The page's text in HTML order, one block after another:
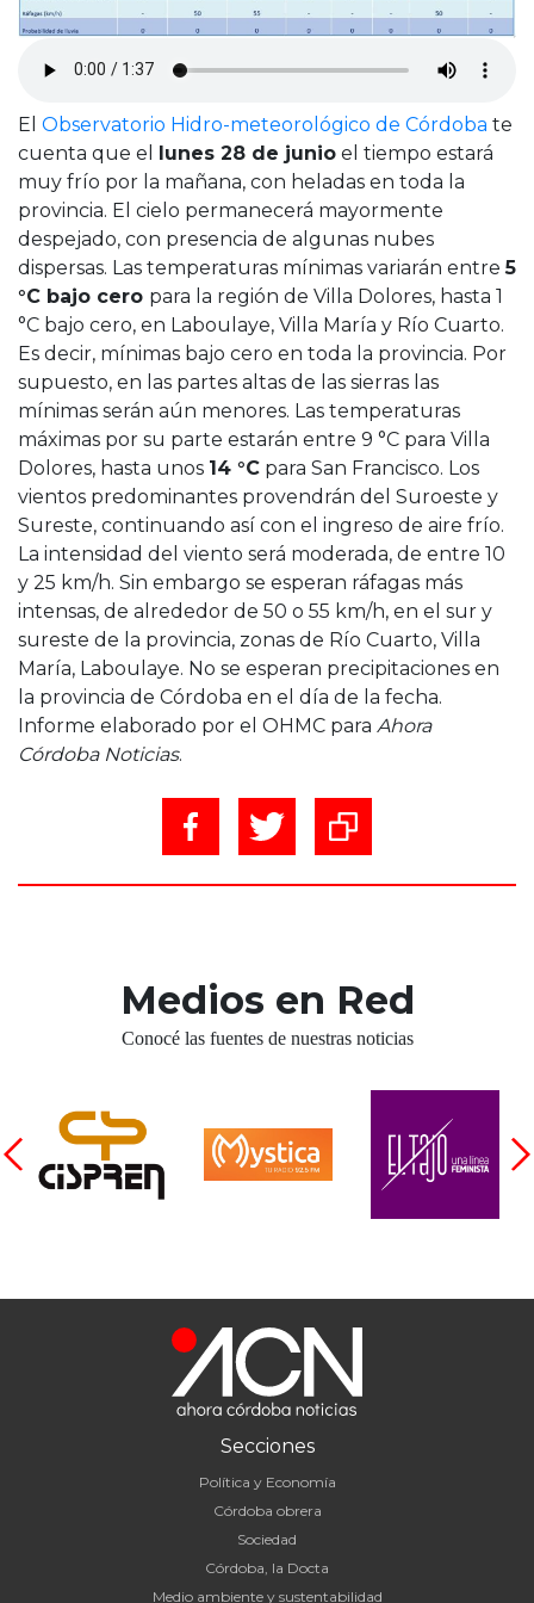
Cruz del Eje
Corredor de Ansenuza
La Carlota y zona
Bell Ville
Río Tercero
Despeñaderos
El Observatorio Hidro-meteorológico de Córdoba te
cuenta que el lunes 28 de junio el tiempo estará
muy frío por la mañana, con heladas en toda la
provincia. El cielo permanecerá mayormente
despejado, con presencia de algunas nubes
dispersas. Las temperaturas mínimas variarán entre5
°C bajo cero para la región de Villa Dolores, hasta 1
°C bajo cero, en Laboulaye, Villa María y Río Cuarto.
Es decir, mínimas bajo cero en toda la provincia. Por
supuesto, en las partes altas de las sierras las
mínimas serán aún menores. Las temperaturas
máximas por su parte estarán entre 9 °C para Villa
Dolores, hasta unos 14 °C para San Francisco. Los
vientos predominantes provendrán del Suroeste y
Sureste, continuando así con el ingreso de aire frío.
La intensidad del viento será moderada, de entre 10
y 25 km/h. Sin embargo se esperan ráfagas más
intensas, de alrededor de 50 o 55 km/h, en el sur y
sureste de la provincia, zonas de Río Cuarto, Villa
María, Laboulaye. No se esperan precipitaciones en
la provincia de Córdoba en el día de la fecha.
Informe elaborado por el OHMC para Ahora
Córdoba Noticias.
Medios en Red
Conocé las fuentes de nuestras noticias
Secciones
Política y Economía
Córdoba obrera
Sociedad
Córdoba, la Docta
Medio ambiente y sustentabilidad